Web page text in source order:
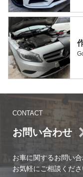
CONTACT
お問い合わせ
お車に関するお問い
お気軽にご相談くださ